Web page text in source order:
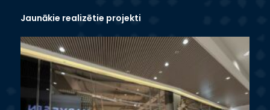
Jaunākie realizētie projekti